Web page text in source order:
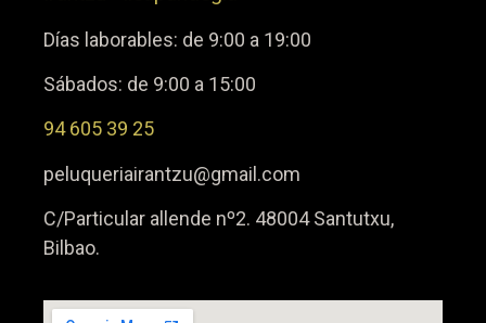
Días laborables: de 9:00 a 19:00
Sábados: de 9:00 a 15:00
94 605 39 25
peluqueriairantzu@gmail.com
C/Particular allende nº2. 48004 Santutxu,
Bilbao.